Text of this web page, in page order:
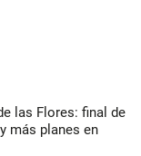
las Flores: final de
más planes en